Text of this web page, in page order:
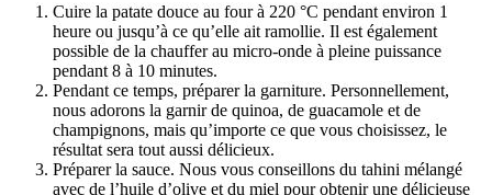
Cuire la patate douce au four à 220 °C pendant environ 1
heure ou jusqu’à ce qu’elle ait ramollie. Il est également
possible de la chauffer au micro-onde à pleine puissance
pendant 8 à 10 minutes.
Pendant ce temps, préparer la garniture. Personnellement,
nous adorons la garnir de quinoa, de guacamole et de
champignons, mais qu’importe ce que vous choisissez, le
résultat sera tout aussi délicieux.
Préparer la sauce. Nous vous conseillons du tahini mélangé
avec de l’huile d’olive et du miel pour obtenir une délicieuse